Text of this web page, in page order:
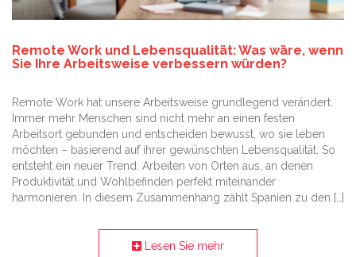
Remote Work und Lebensqualität: Was wäre, wenn
Sie Ihre Arbeitsweise verbessern würden?
Remote Work hat unsere Arbeitsweise grundlegend verändert.
Immer mehr Menschen sind nicht mehr an einen festen
Arbeitsort gebunden und entscheiden bewusst, wo sie leben
möchten – basierend auf ihrer gewünschten Lebensqualität. So
entsteht ein neuer Trend: Arbeiten von Orten aus, an denen
Produktivität und Wohlbefinden perfekt miteinander
harmonieren. In diesem Zusammenhang zählt Spanien zu den […]
Lesen Sie mehr